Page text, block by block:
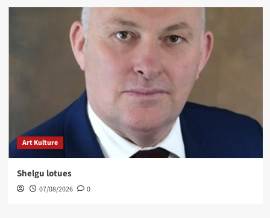
Art Kulture
Shelgu lotues
07/08/2026 0